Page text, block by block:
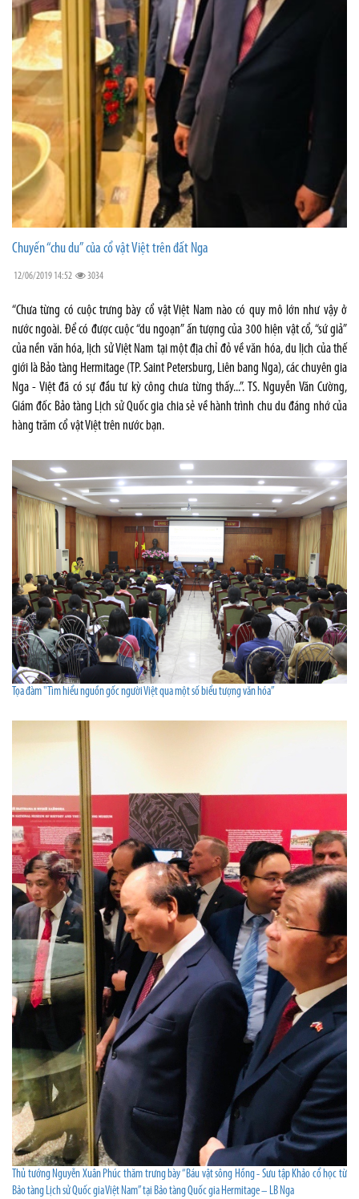
Chuyến “chu du” của cổ vật Việt trên đất Nga
12/06/2019 14:52 3034
“Chưa từng có cuộc trưng bày cổ vật Việt Nam nào có quy mô lớn như vậy ở
nước ngoài. Để có được cuộc “du ngoạn” ấn tượng của 300 hiện vật cổ, “sứ giả”
của nền văn hóa, lịch sử Việt Nam tại một địa chỉ đỏ về văn hóa, du lịch của thế
giới là Bảo tàng Hermitage (TP. Saint Petersburg, Liên bang Nga), các chuyên gia
Nga - Việt đã có sự đầu tư kỳ công chưa từng thấy...”. TS. Nguyễn Văn Cường,
Giám đốc Bảo tàng Lịch sử Quốc gia chia sẻ về hành trình chu du đáng nhớ của
hàng trăm cổ vật Việt trên nước bạn.
Tọa đàm "Tìm hiểu nguồn gốc người Việt qua một số biểu tượng văn hóa”
Thủ tướng Nguyễn Xuân Phúc thăm trưng bày “Báu vật sông Hồng - Sưu tập Khảo cổ học từ
Bảo tàng Lịch sử Quốc gia Việt Nam” tại Bảo tàng Quốc gia Hermitage – LB Nga